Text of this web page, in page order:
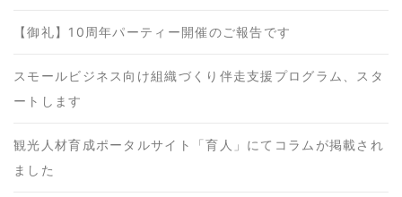
【御礼】10周年パーティー開催のご報告です
スモールビジネス向け組織づくり伴走支援プログラム、スタ
ートします
観光人材育成ポータルサイト「育人」にてコラムが掲載され
ました